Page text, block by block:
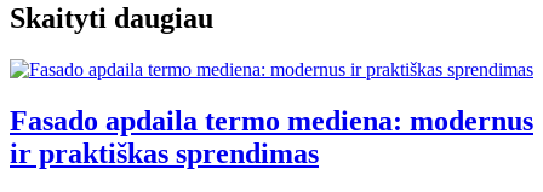
Skaityti daugiau
Fasado apdaila termo mediena: modernus
ir praktiškas sprendimas